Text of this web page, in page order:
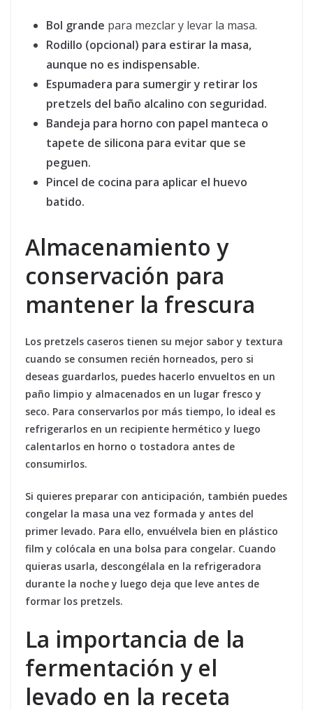
Bol grande para mezclar y levar la masa.
Rodillo (opcional) para estirar la masa,
aunque no es indispensable.
Espumadera para sumergir y retirar los
pretzels del baño alcalino con seguridad.
Bandeja para horno con papel manteca o
tapete de silicona para evitar que se
peguen.
Pincel de cocina para aplicar el huevo
batido.
Almacenamiento y
conservación para
mantener la frescura
Los pretzels caseros tienen su mejor sabor y textura
cuando se consumen recién horneados, pero si
deseas guardarlos, puedes hacerlo envueltos en un
paño limpio y almacenados en un lugar fresco y
seco. Para conservarlos por más tiempo, lo ideal es
refrigerarlos en un recipiente hermético y luego
calentarlos en horno o tostadora antes de
consumirlos.
Si quieres preparar con anticipación, también puedes
congelar la masa una vez formada y antes del
primer levado. Para ello, envuélvela bien en plástico
film y colócala en una bolsa para congelar. Cuando
quieras usarla, descongélala en la refrigeradora
durante la noche y luego deja que leve antes de
formar los pretzels.
La importancia de la
fermentación y el
levado en la receta